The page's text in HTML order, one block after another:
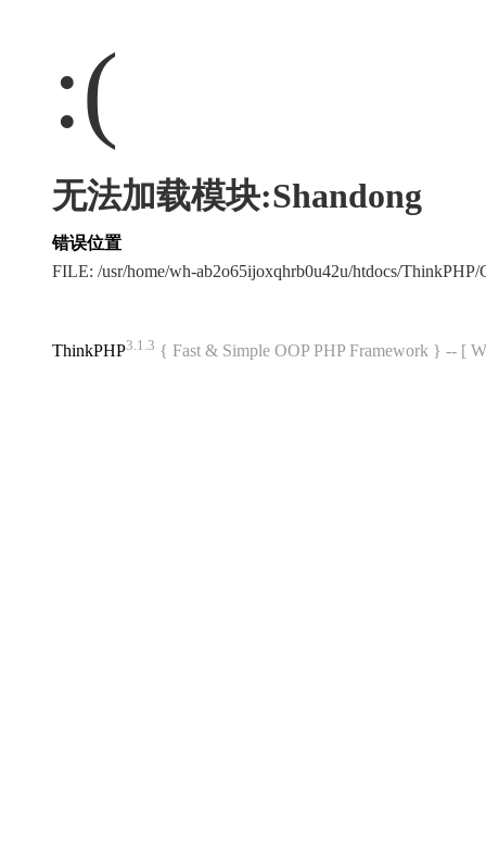
:(
无法加载模块:Shandong
错误位置
FILE: /usr/home/wh-ab2o65ijoxqhrb0u42u/htdocs/
ThinkPHP3.1.3 { Fast & Simple OOP PHP Framework } -- [